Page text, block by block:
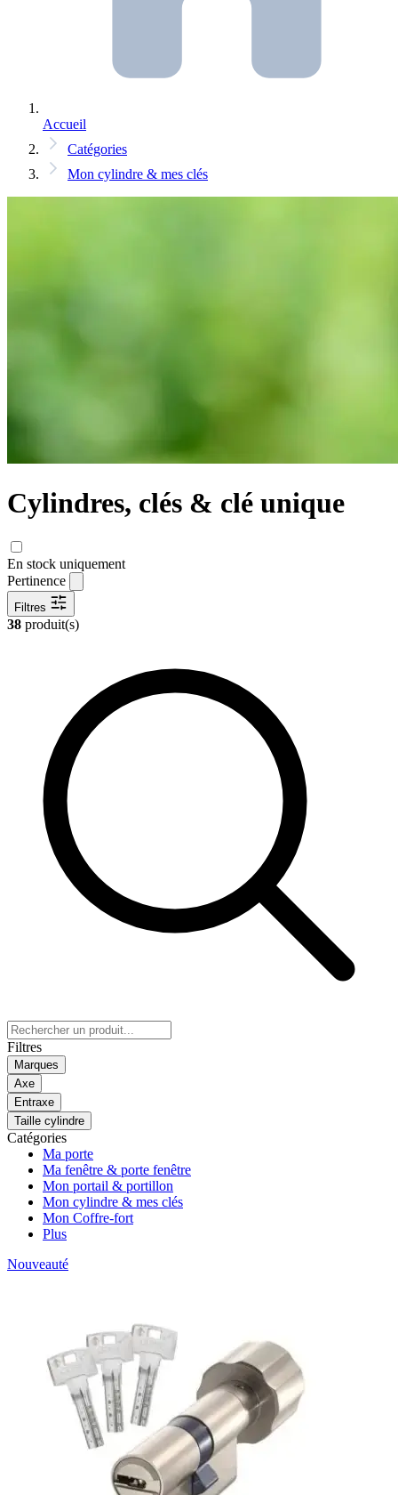
Accueil
Catégories
Mon cylindre & mes clés
Cylindres, clés & clé unique
En stock uniquement
Pertinence
Filtres
38 produit(s)
Filtres
Marques
Axe
Entraxe
Taille cylindre
Catégories
Ma porte
Ma fenêtre & porte fenêtre
Mon portail & portillon
Mon cylindre & mes clés
Mon Coffre-fort
Plus
Nouveauté